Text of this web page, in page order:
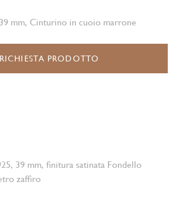
mm, Cinturino in cuoio marrone
RICHIESTA PRODOTTO
39 mm, finitura satinata Fondello
zaffiro